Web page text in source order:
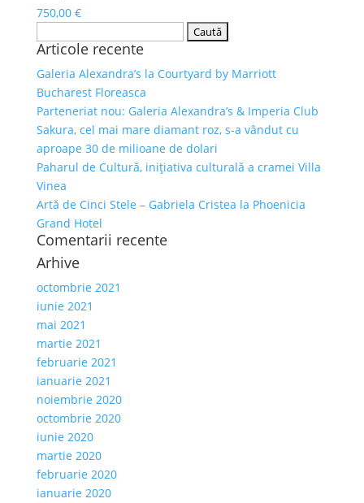
750,00 €
după:
Articole recente
Galeria Alexandra’s la Courtyard by Marriott
Bucharest Floreasca
Parteneriat nou: Galeria Alexandra’s & Imperia Club
Sakura, cel mai mare diamant roz, s-a vândut cu
aproape 30 de milioane de dolari
Paharul de Cultură, inițiativa culturală a cramei Villa
Vinea
Artă de Cinci Stele – Gabriela Cristea la Phoenicia
Grand Hotel
Comentarii recente
Arhive
octombrie 2021
iunie 2021
mai 2021
martie 2021
februarie 2021
ianuarie 2021
noiembrie 2020
octombrie 2020
iunie 2020
martie 2020
februarie 2020
ianuarie 2020